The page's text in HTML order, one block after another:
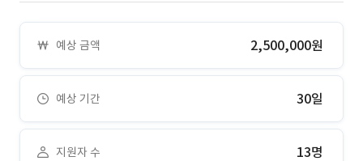
예상 금액 2,500,000원
예상 기간 30일
지원자 수 13명